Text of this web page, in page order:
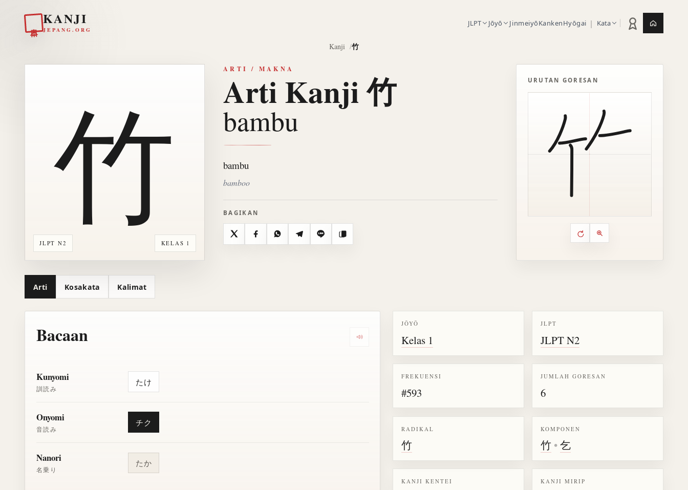
KANJI
JEPANG.ORG
JLPT Jōyō JinmeiyōKankenHyōgai | Kata Statistik latihan
Kanji 竹
JLPT N2 KELAS 1
竹
ARTI / MAKNA
Arti Kanji 竹
bambu
bambu
bamboo
BAGIKAN
X FacebookWhatsAppTelegramLine Salin
URUTAN GORESAN
Kontrol animasi urutan
Putar ulang animasi
Perbesar animasi
Arti Kosakata Kalimat
Bacaan Dengarkan semua bacaan untuk kanji 竹
Kunyomi
訓読み
たけ
Onyomi
音読み
チク
Nanori
名乗り
たか
JŌYŌ
Kelas 1
JLPT
JLPT N2
FREKUENSI
#593
JUMLAH GORESAN
6
RADIKAL
竹
KOMPONEN
竹 •乞
KANJI KENTEI KANJI MIRIP